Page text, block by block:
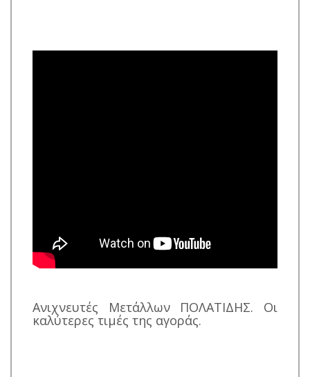
Ανιχνευτές Μετάλλων ΠΟΛΑΤΙΔΗΣ. Οι
καλύτερες τιμές της αγοράς.